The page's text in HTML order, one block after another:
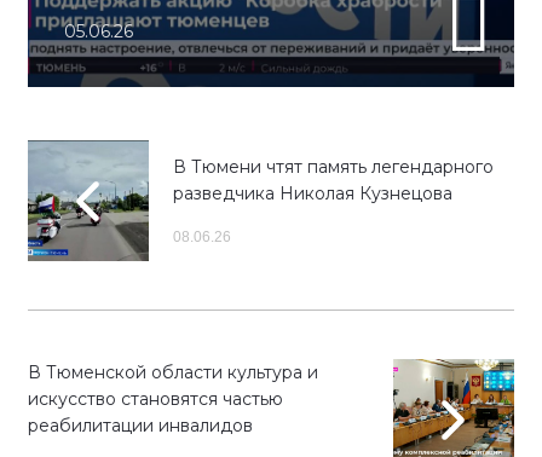
05.06.26
В Тюмени чтят память легендарного
разведчика Николая Кузнецова
08.06.26
В Тюменской области культура и
искусство становятся частью
реабилитации инвалидов